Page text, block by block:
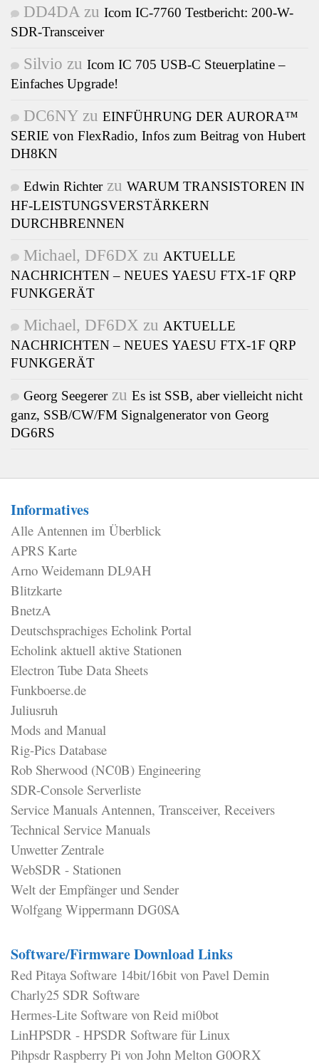
DD4DA zu Icom IC-7760 Testbericht: 200-W-
SDR-Transceiver
Silvio zu Icom IC 705 USB-C Steuerplatine –
Einfaches Upgrade!
DC6NY zu EINFÜHRUNG DER AURORA™
SERIE von FlexRadio, Infos zum Beitrag von Hubert
DH8KN
Edwin Richterzu WARUM TRANSISTOREN IN
HF-LEISTUNGSVERSTÄRKERN
DURCHBRENNEN
Michael, DF6DX zu AKTUELLE
NACHRICHTEN – NEUES YAESU FTX-1F QRP
FUNKGERÄT
Michael, DF6DX zu AKTUELLE
NACHRICHTEN – NEUES YAESU FTX-1F QRP
FUNKGERÄT
Georg Seegererzu Es ist SSB, aber vielleicht nicht
ganz, SSB/CW/FM Signalgenerator von Georg
DG6RS
Informatives
Alle Antennen im Überblick
APRS Karte
Arno Weidemann DL9AH
Blitzkarte
BnetzA
Deutschsprachiges Echolink Portal
Echolink aktuell aktive Stationen
Electron Tube Data Sheets
Funkboerse.de
Juliusruh
Mods and Manual
Rig-Pics Database
Rob Sherwood (NC0B) Engineering
SDR-Console Serverliste
Service Manuals Antennen, Transceiver, Receivers
Technical Service Manuals
Unwetter Zentrale
WebSDR - Stationen
Welt der Empfänger und Sender
Wolfgang Wippermann DG0SA
Software/Firmware Download Links
Red Pitaya Software 14bit/16bit von Pavel Demin
Charly25 SDR Software
Hermes-Lite Software von Reid mi0bot
LinHPSDR - HPSDR Software für Linux
Pihpsdr Raspberry Pi von John Melton G0ORX